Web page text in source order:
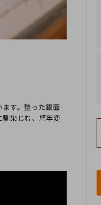
す。整った銀面
染じむ、経年変